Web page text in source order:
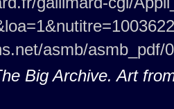
asmb/asmb_pdf/
Big Archive. Art